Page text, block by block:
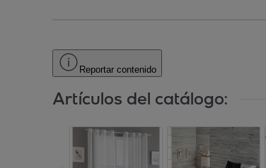
Reportar contenido
Artículos del catálogo: